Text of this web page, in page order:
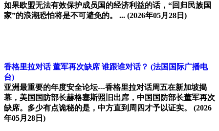
如果欧盟无法有效保护成员国的经济利益的话，“回归民族国
家”的浪潮恐怕将是不可避免的。 ... (2026年05月28日)
香格里拉对话 董军再次缺席 谁跟谁对话？ (法国国际广播电
台)
亚洲最重要的年度安全论坛---香格里拉对话周五在新加坡揭
幕，美国国防部长赫格塞斯照旧出席，中国国防部长董军再次
缺席。多少有点诡秘的是，中方直到周四才予以证实。 (2026
年05月28日)